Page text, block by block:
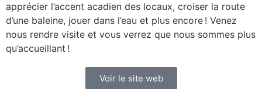
apprécier l’accent acadien des locaux, croiser la route
d’une baleine, jouer dans l’eau et plus encore ! Venez
nous rendre visite et vous verrez que nous sommes plus
qu’accueillant !
Voir le site web